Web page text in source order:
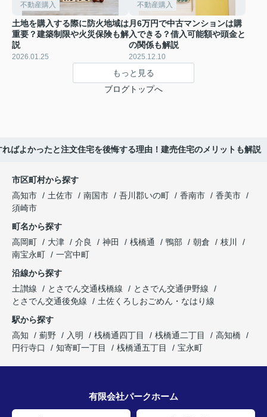
不動産購入
土地を購入する際に防火地域は
重要？建築制限や火災保険も解
説
2026.01.25
不動産購入
月6万円で中古マンションは購
入できる？借入可能額や頭金と
の関係も解説
2025.12.10
もっと見る
ブログトップへ
ればよかったと注文住宅を後悔する理由！建売住宅のメリットも解説
市区町村から探す
高知市
土佐市 南国市 吾川郡いの町 香南市
香美市
須崎市
町名から探す
高岡町
大津 介良 神田 桟橋通 鴨部 朝倉
枝川
南宝永町
一宮中町
沿線から探す
土讃線
とさでん交通桟橋線
とさでん交通伊野線
とさでん交通後免線
土佐くろしおごめん・なはり線
駅から探す
高知
薊野 入明 桟橋通四丁目 桟橋通二丁目
高知橋
円行寺口
知寄町一丁目 桟橋通五丁目 宝永町
有限会社パークホーム